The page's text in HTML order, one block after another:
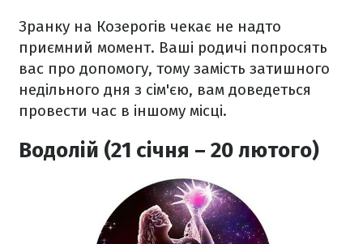
Зранку на Козерогів чекає не надто
приємний момент. Ваші родичі попросять
вас про допомогу, тому замість затишного
недільного дня з сім'єю, вам доведеться
провести час в іншому місці.
Водолій (21 січня – 20 лютого)